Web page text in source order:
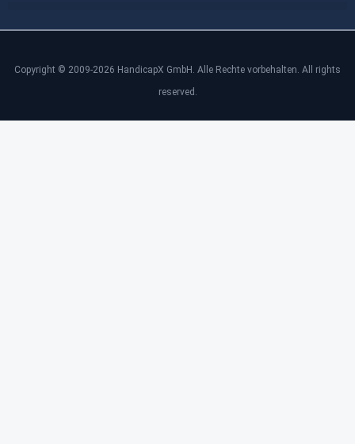
Copyright © 2009-2026 HandicapX GmbH. Alle Rechte vorbehalten. All rights
reserved.